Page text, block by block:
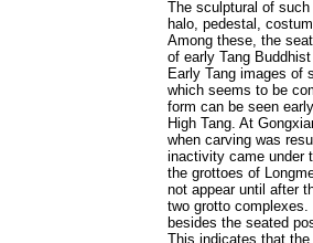
The sculptural of
halo, pedestal,
Among these, the
of early Tang
Early Tang images of
which seems to be
form can be seen
High Tang. At
when carving was
inactivity came under
the grottoes of
not appear until after
two grotto
besides the seated
This indicates that